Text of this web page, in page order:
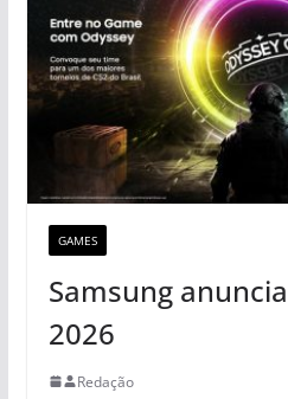
GAMES
Samsung
2026
Redação